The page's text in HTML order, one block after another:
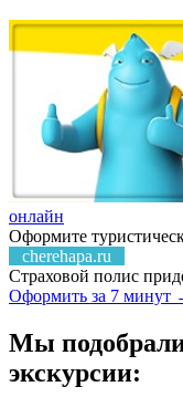
онлайн
Оформите
cherehapa.ru
Страховой полис
Оформить за 7 минут
Мы
экскурсии: